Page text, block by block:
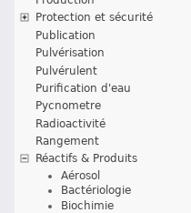
Protection et sécurité
Publication
Pulvérisation
Pulvérulent
Purification d'eau
Pycnometre
Radioactivité
Rangement
Réactifs & Produits
Aérosol
Bactériologie
Biochimie